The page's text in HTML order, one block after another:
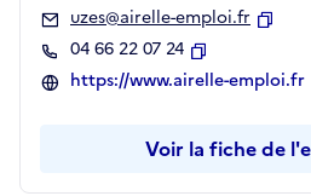
uzes@airelle-emploi.fr
04 66 22 07 24
Copier
https://www.airelle-emploi.fr
Voir la fiche de